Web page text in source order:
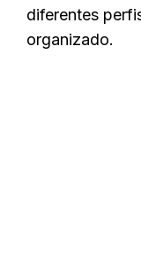
diferentes
organizado.